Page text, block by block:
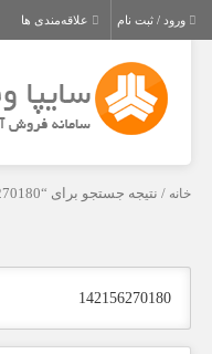
ورود / ثبت نام علاقه‌مندی ها
خانه / نتیجه جستجو برای “142156270180”